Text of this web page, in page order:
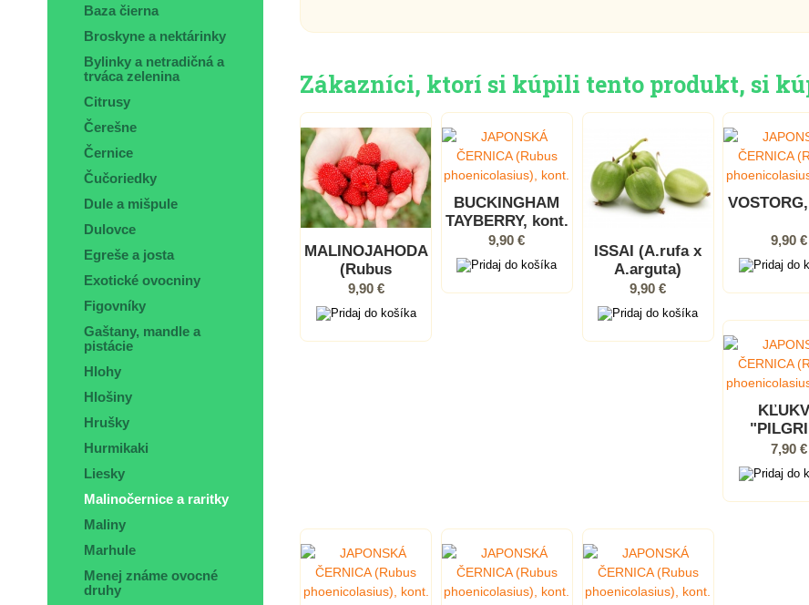
Baza čierna
Broskyne a nektárinky
Bylinky a netradičná a
trváca zelenina
Citrusy
Čerešne
Černice
Čučoriedky
Dule a mišpule
Dulovce
Egreše a josta
Exotické ovocniny
Figovníky
Gaštany, mandle a
pistácie
Hlohy
Hlošiny
Hrušky
Hurmikaki
Liesky
Malinočernice a raritky
Maliny
Marhule
Menej známe ovocné
druhy
Zákazníci, ktorí si kúpili tento produkt, si
MALINOJAHODA
(Rubus
illecebrosus),
kont.
9,90 €
BUCKINGHAM
TAYBERRY, kont.
9,90 €
ISSAI (A.rufa x
A.arguta)
9,90 €
9,90 €
kont.
7,90 €